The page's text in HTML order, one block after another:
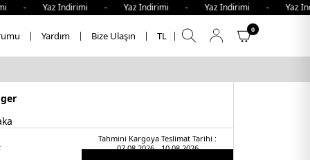
İndirimi - Yaz İndirimi - Yaz İndirimi -
Yardım Bize Ulaşın TL
0
Tahmini Kargoya Teslimat Tarihi :
07.08.2026 - 10.08.2026